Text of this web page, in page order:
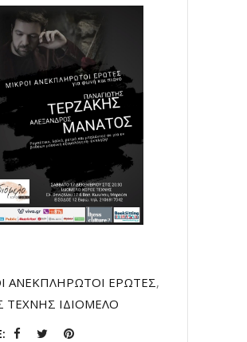
ΑΝΕΚΠΛΗΡΩΤΟΙ ΕΡΩΤΕΣ,
ΤΕΧΝΗΣ ΙΔΙΟΜΕΛΟ